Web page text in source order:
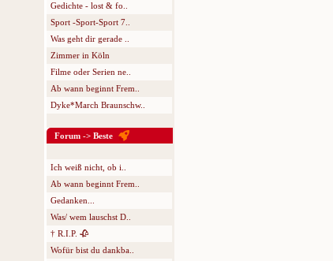
Gedichte - lost & fo..
Sport -Sport-Sport 7..
Was geht dir gerade ..
Zimmer in Köln
Filme oder Serien ne..
Ab wann beginnt Frem..
Dyke*March Braunschw..
Forum -> Beste
Ich weiß nicht, ob i..
Ab wann beginnt Frem..
Gedanken...
Was/ wem lauschst D..
† R.I.P. 🥀
Wofür bist du dankba..